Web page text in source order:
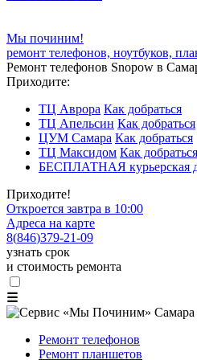
Мы починим!
ремонт телефонов, ноутбуков,
Ремонт телефонов Snopow в
Приходите:
ТЦ Аврора Как добраться
ТЦ Апельсин Как добраться
ЦУМ Самара Как добраться
ТЦ Максидом Как добраться
БЕСПЛАТНАЯ курьерская
Приходите!
Откроется завтра в 10:00
Адреса на карте
8(846)379-21-09
узнать срок
и стоимость ремонта
☰
Ремонт телефонов
Ремонт планшетов